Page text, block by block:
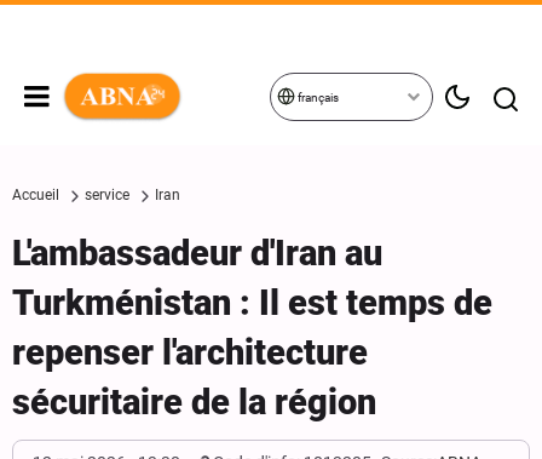
français
Accueil service Iran
L'ambassadeur d'Iran au
Turkménistan : Il est temps de
repenser l'architecture
sécuritaire de la région